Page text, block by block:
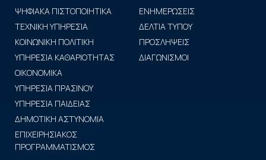
ΨΗΦΙΑΚΑ ΠΙΣΤΟΠΟΙΗΤΙΚΑ
ΤΕΧΝΙΚΗ ΥΠΗΡΕΣΙΑ
ΚΟΙΝΩΝΙΚΗ ΠΟΛΙΤΙΚΗ
ΥΠΗΡΕΣΙΑ ΚΑΘΑΡΙΟΤΗΤΑΣ
ΟΙΚΟΝΟΜΙΚΑ
ΥΠΗΡΕΣΙΑ ΠΡΑΣΙΝΟΥ
ΥΠΗΡΕΣΙΑ ΠΑΙΔΕΙΑΣ
ΔΗΜΟΤΙΚΗ ΑΣΤΥΝΟΜΙΑ
ΕΠΙΧΕΙΡΗΣΙΑΚΟΣ
ΠΡΟΓΡΑΜΜΑΤΙΣΜΟΣ
ΕΝΗΜΕΡΩΣΕΙΣ
ΔΕΛΤΙΑ ΤΥΠΟΥ
ΠΡΟΣΛΗΨΕΙΣ
ΔΙΑΓΩΝΙΣΜΟΙ